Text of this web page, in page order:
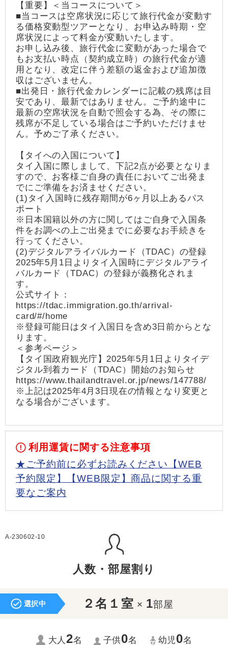
【重要】＜当コースについて＞
■当コースは空席状況に応じて旅行代金が変動す
る価格変動型ツアーとなり、お申込み時期・空
席状況によって料金が変動いたします。
お申し込み後、旅行代金に変動があった場合で
もお支払い時点（契約成立時）の旅行代金が適
用となり、改定に伴う差額の返金および追加徴
収はございません。
■出発日・旅行代金カレンダーに記載の残席は目
安であり、最新ではありません。ご予約途中に
最新の空席状況を自動で照会する為、その際に
残席が不足している場合はご予約いただけませ
ん。予めご了承ください。
【タイへの入国について】
タイ入国に際しまして、下記2点が必要となりま
すので、お客様ご自身の責任においてご出発ま
でにご準備をお済ませください。
(1)タイ入国時に残存期間が6ヶ月以上あるパス
ポート
※日本国籍以外の方に関してはご自身で入国条
件をお調べの上ご出発までに必要なお手続きを
行ってください。
(2)デジタルアライバルカード（TDAC）の登録
2025年5月1日よりタイ入国時にデジタルアライ
バルカード（TDAC）の登録が義務化されま
す。
公式サイト：
https://tdac.immigration.go.th/arrival-
card/#/home
※登録可能日はタイ入国日を含め3日前からとな
ります。
＜参考ページ＞
【タイ国政府観光庁】2025年5月1日よりタイデ
ジタル到着カード（TDAC）開始のお知らせ
https://www.thailandtravel.or.jp/news/147788/
※上記は2025年4月3日現在の情報となり変更と
なる場合がございます。
利用運賃に関する注意事項
★ご予約前に必ずお読みください【WEB
予約限定】【WEB限定】商品に関する重
要なご案内
A-230602-10
人数・部屋割り
選択中 ２名１室 × 1部屋
大人2名 子供0名 幼児0名